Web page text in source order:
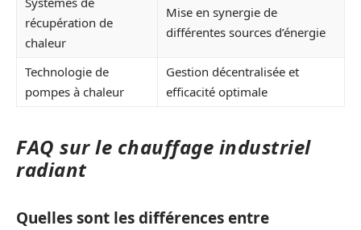
récupération de
chaleur
Mise en synergie de
différentes sources d’énergie
Technologie de
pompes à chaleur
Gestion décentralisée et
efficacité optimale
FAQ sur le chauffage industriel
radiant
Quelles sont les différences entre